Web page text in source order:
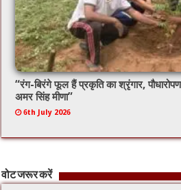
“रंग-बिरंगे फूल हैं प्रकृति का श्रृंगार, पौधारोपण
अमर सिंह मीणा”
6th July 2026
वोट जरूर करें